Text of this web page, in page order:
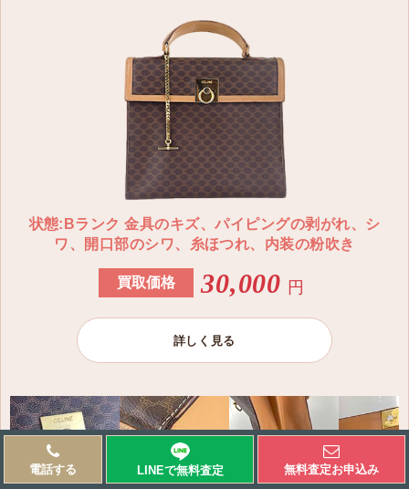
CELINE セリーヌ キャンドルホルダー スチール ゴール
4M2166DP9.35OR
CELINE セリーヌ キャンドルホルダー スチール シルバ
ー
4M2116DP9.36AG
CELINE セリーヌ ルーズ Tシャツ コットンジャージー
アイリッシュグリーン オフホワイト
2X764671Q.30IW
CELINE セリーヌ クロップド スウェットシャツ コット
ンフリース アイリッシュグリーン オフホワイト
2Y796670Q.30IW
状態:Bランク 金具のキズ、パイピングの剥がれ、シ
ワ、開口部のシワ、糸ほつれ、内装の粉吹き
買取価格 30,000 円
詳しく見る
電話する LINEで無料査定 無料査定お申込み